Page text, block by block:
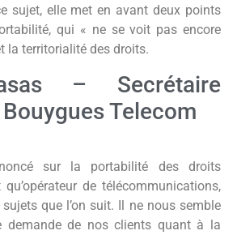
sujet, elle met en avant deux points
qui « ne se voit pas encore
la territorialité des droits.
– Secrétaire
Telecom
sur la portabilité des droits
de télécommunications,
que l’on suit. Il ne nous semble
demande de nos clients quant à la